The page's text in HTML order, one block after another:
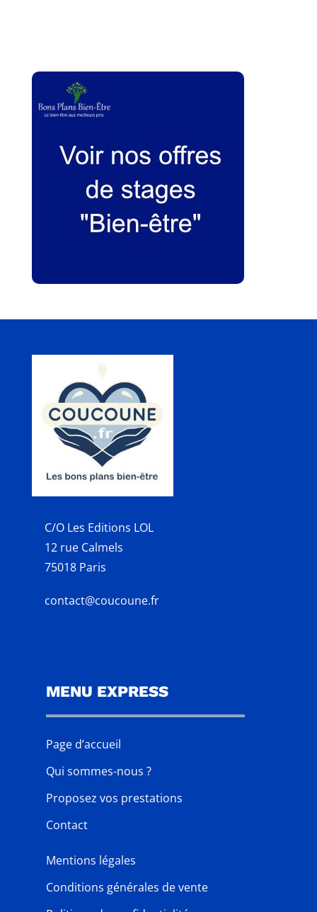
C/O Les Editions LOL
12 rue Calmels
75018 Paris
contact@coucoune.fr
MENU EXPRESS
Page d’accueil
Qui sommes-nous ?
Proposez vos prestations
Contact
Mentions légales
Conditions générales de vente